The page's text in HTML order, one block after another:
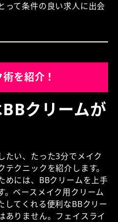
って条件の良い求人に出会
を紹介！
クリームが
たい、たった3分でメイク
クニックを紹介します。
めには、BBクリームを上手
。ベースメイク用クリーム
してくれる便利なBBクリー
ありません。フェイスライ